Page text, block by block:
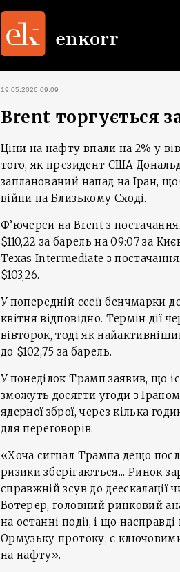
19.05.2026 09:09
Brent торгується
Ціни на нафту впали на 2% у
того, як президент США
запланований напад на Іран,
війни на Близькому Сході.
Ф’ючерси на Brent з
$110,22 за барель на 09:07 за
Texas Intermediate з
$103,26.
У попередній сесії бенчмарки
квітня відповідно. Термін дії
вівторок, тоді як
до $102,75 за барель.
У понеділок Трамп заявив, що
зможуть досягти угоди з
ядерної зброї, через кілька
для переговорів.
«Хоча сигнал Трампа дещо
ризики зберігаються... Ринок
справжній зсув до деескалації
Вотерер, головний ринковий
на останні події, і що
Ормузьку протоку, є
на нафту».